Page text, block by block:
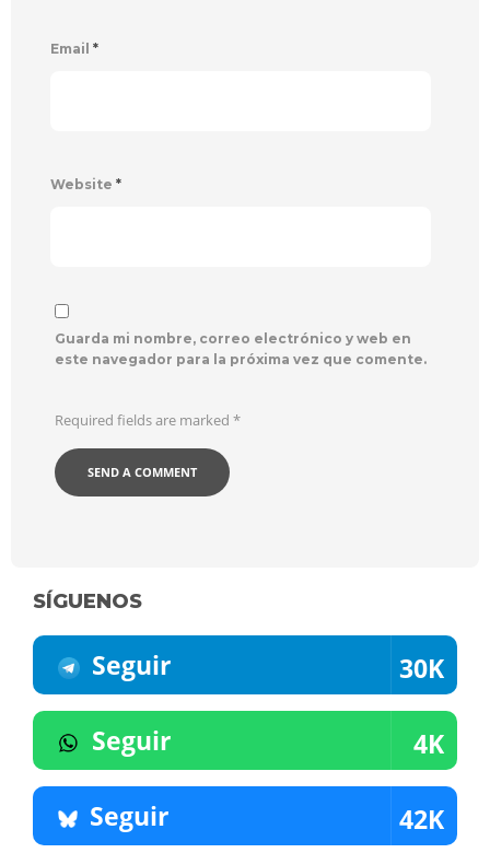
Email *
Website *
Guarda mi nombre, correo electrónico y web en
este navegador para la próxima vez que comente.
Required fields are marked *
SÍGUENOS
Seguir 30K
Seguir 4K
Seguir 42K